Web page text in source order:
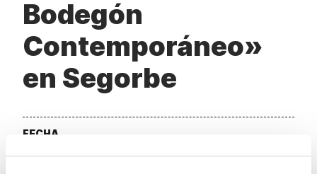
Bodegón
Contemporáneo»
en Segorbe
FECHA